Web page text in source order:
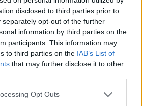
disclosed to third parties prior to
separately opt-out of the further
information by third parties on the
participants. This information may
to third parties on the IAB’s List of
that may further disclose it to other
Opt Outs
την άμεση
του . «Σαν να μην
στη δημοκρατία, δεν
τον εαυτό τους»